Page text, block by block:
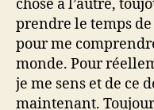
chose à l’autre,
prendre le temps de
pour me
monde. Pour
je me sens et de ce
maintenant.